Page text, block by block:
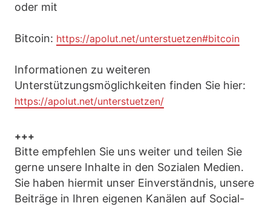
oder mit
Bitcoin: https://apolut.net/unterstuetzen#bitcoin
Informationen zu weiteren
Unterstützungsmöglichkeiten finden Sie hier:
https://apolut.net/unterstuetzen/
+++
Bitte empfehlen Sie uns weiter und teilen Sie
gerne unsere Inhalte in den Sozialen Medien.
Sie haben hiermit unser Einverständnis, unsere
Beiträge in Ihren eigenen Kanälen auf Social-